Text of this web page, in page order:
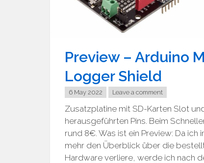
Preview – Arduino
Logger Shield
6 May 2022 Leave a comment
Zusatzplatine mit SD-Karten Slot
herausgeführten Pins. Beim
rund 8€. Was ist ein Preview: Da ich
mehr den Überblick über die
Hardware verliere, werde ich nach